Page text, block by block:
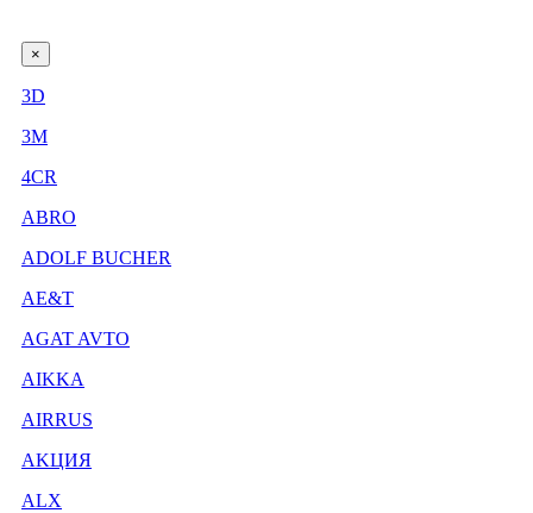
×
3D
3М
4CR
ABRO
ADOLF BUCHER
AE&T
AGAT AVTO
AIKKA
AIRRUS
AKЦИЯ
ALX